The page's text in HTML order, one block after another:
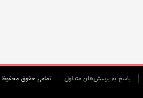
پاسخ به پرسش‌های متداول تمامی حقوق